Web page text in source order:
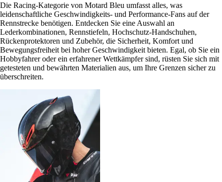
Die Racing-Kategorie von Motard Bleu umfasst alles, was
leidenschaftliche Geschwindigkeits- und Performance-Fans auf der
Rennstrecke benötigen. Entdecken Sie eine Auswahl an
Lederkombinationen, Rennstiefeln, Hochschutz-Handschuhen,
Rückenprotektoren und Zubehör, die Sicherheit, Komfort und
Bewegungsfreiheit bei hoher Geschwindigkeit bieten. Egal, ob Sie ein
Hobbyfahrer oder ein erfahrener Wettkämpfer sind, rüsten Sie sich mit
getesteten und bewährten Materialien aus, um Ihre Grenzen sicher zu
überschreiten.